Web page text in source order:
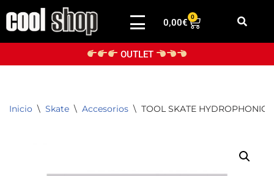
Saltar
0,00€
0
OUTLET
Inicio \ Skate \ Accesorios \ TOOL SKATE HYDROPHONIC